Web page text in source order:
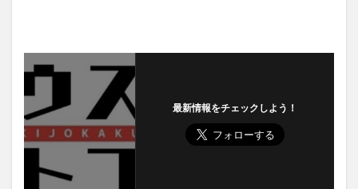
最新情報をチェックしよう！